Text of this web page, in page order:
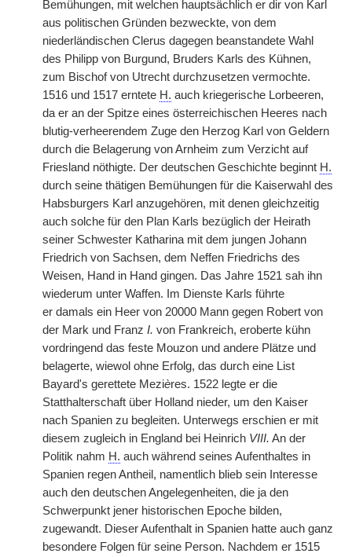
Bemühungen, mit welchen hauptsächlich er dir von Karl
aus politischen Gründen bezweckte, von dem
niederländischen Clerus dagegen beanstandete Wahl
des Philipp von Burgund, Bruders Karls des Kühnen,
zum Bischof von Utrecht durchzusetzen vermochte.
1516 und 1517 erntete H. auch kriegerische Lorbeeren,
da er an der Spitze eines österreichischen Heeres nach
blutig-verheerendem Zuge den Herzog Karl von Geldern
durch die Belagerung von Arnheim zum Verzicht auf
Friesland nöthigte. Der deutschen Geschichte beginnt H.
durch seine thätigen Bemühungen für die Kaiserwahl des
Habsburgers Karl anzugehören, mit denen gleichzeitig
auch solche für den Plan Karls bezüglich der Heirath
seiner Schwester Katharina mit dem jungen Johann
Friedrich von Sachsen, dem Neffen Friedrichs des
Weisen, Hand in Hand gingen. Das Jahre 1521 sah ihn
wiederum unter Waffen. Im Dienste Karls führte
er damals ein Heer von 20000 Mann gegen Robert von
der Mark und Franz I. von Frankreich, eroberte kühn
vordringend das feste Mouzon und andere Plätze und
belagerte, wiewol ohne Erfolg, das durch eine List
Bayard's gerettete Mezières. 1522 legte er die
Statthalterschaft über Holland nieder, um den Kaiser
nach Spanien zu begleiten. Unterwegs erschien er mit
diesem zugleich in England bei Heinrich VIII. An der
Politik nahm H. auch während seines Aufenthaltes in
Spanien regen Antheil, namentlich blieb sein Interesse
auch den deutschen Angelegenheiten, die ja den
Schwerpunkt jener historischen Epoche bilden,
zugewandt. Dieser Aufenthalt in Spanien hatte auch ganz
besondere Folgen für seine Person. Nachdem er 1515